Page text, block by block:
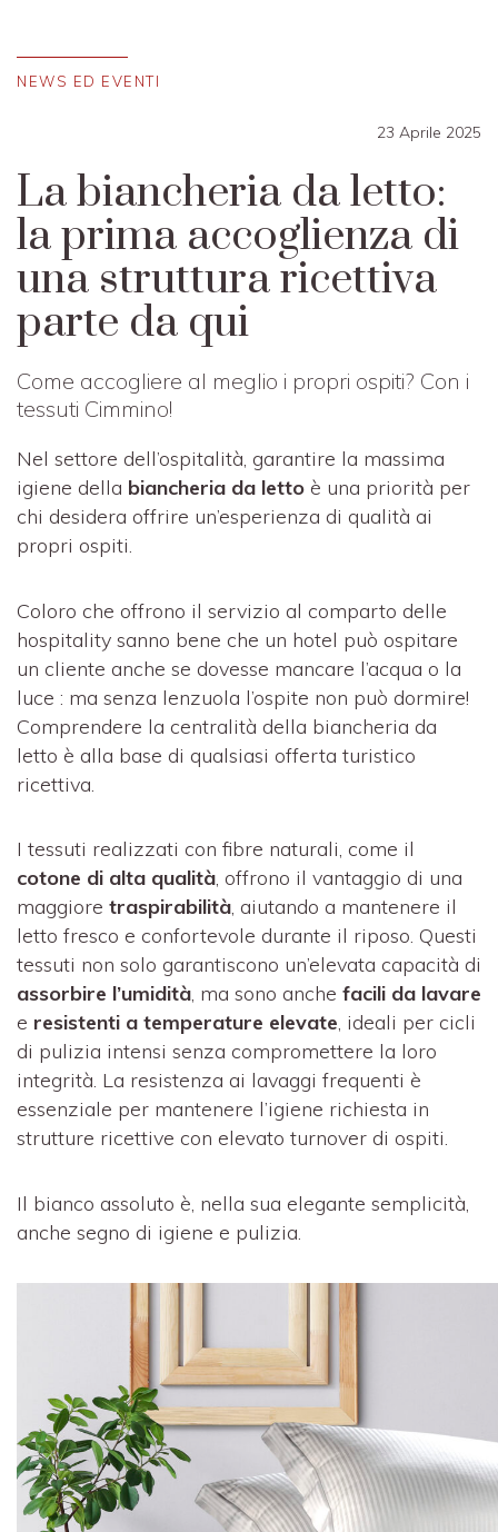
NEWS ED EVENTI
23 Aprile 2025
La biancheria da letto:
la prima accoglienza di
una struttura ricettiva
parte da qui
Come accogliere al meglio i propri ospiti? Con i
tessuti Cimmino!
Nel settore dell’ospitalità, garantire la massima
igiene della biancheria da letto è una priorità per
chi desidera offrire un’esperienza di qualità ai
propri ospiti.
Coloro che offrono il servizio al comparto delle
hospitality sanno bene che un hotel può ospitare
un cliente anche se dovesse mancare l’acqua o la
luce : ma senza lenzuola l’ospite non può dormire!
Comprendere la centralità della biancheria da
letto è alla base di qualsiasi offerta turistico
ricettiva.
I tessuti realizzati con fibre naturali, come il
cotone di alta qualità, offrono il vantaggio di una
maggiore traspirabilità, aiutando a mantenere il
letto fresco e confortevole durante il riposo. Questi
tessuti non solo garantiscono un’elevata capacità di
assorbire l’umidità, ma sono anche facili da lavare
e resistenti a temperature elevate, ideali per cicli
di pulizia intensi senza compromettere la loro
integrità. La resistenza ai lavaggi frequenti è
essenziale per mantenere l’igiene richiesta in
strutture ricettive con elevato turnover di ospiti.
Il bianco assoluto è, nella sua elegante semplicità,
anche segno di igiene e pulizia.